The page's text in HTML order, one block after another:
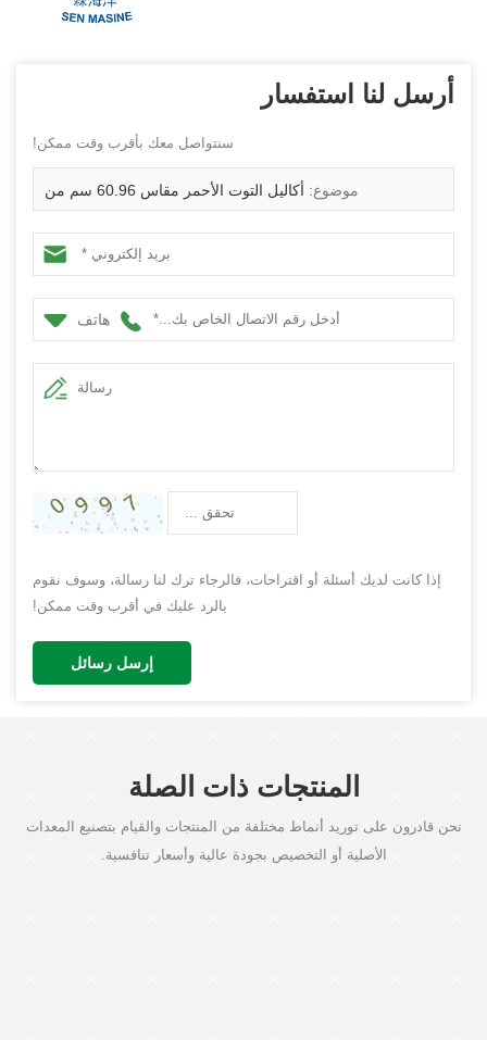
أرسل لنا استفسار
سنتواصل معك بأقرب وقت ممكن!
موضوع: أكاليل التوت الأحمر مقاس 60.96 سم من
Senmasine لتزيين الباب الأمامي لبيت المزرعة في الشتاء وعيد
الميلاد
هاتف
إذا كانت لديك أسئلة أو اقتراحات، فالرجاء ترك لنا رسالة، وسوف نقوم
بالرد عليك في أقرب وقت ممكن!
إرسل رسائل
المنتجات ذات الصلة
نحن قادرون على توريد أنماط مختلفة من المنتجات والقيام بتصنيع المعدات
الأصلية أو التخصيص بجودة عالية وأسعار تنافسية.